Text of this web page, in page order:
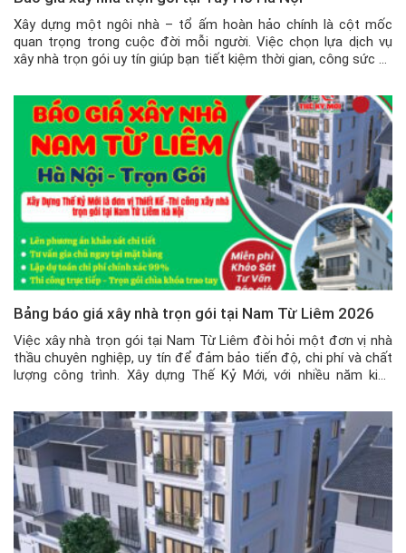
Xây dựng một ngôi nhà – tổ ấm hoàn hảo chính là cột mốc
quan trọng trong cuộc đời mỗi người. Việc chọn lựa dịch vụ
xây nhà trọn gói uy tín giúp bạn tiết kiệm thời gian, công sức và
Kỷ […]
Bảng báo giá xây nhà trọn gói tại Nam Từ Liêm 2026
Việc xây nhà trọn gói tại Nam Từ Liêm đòi hỏi một đơn vị nhà
thầu chuyên nghiệp, uy tín để đảm bảo tiến độ, chi phí và chất
lượng công trình. Xây dựng Thế Kỷ Mới, với nhiều năm kinh